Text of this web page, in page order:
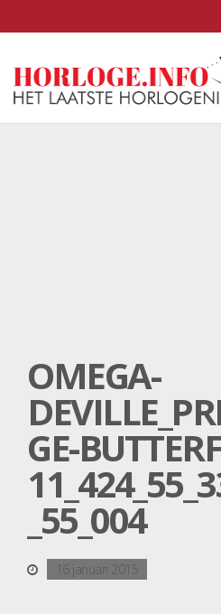
OMEGA-
GE-
_55_004
16 januari 2015